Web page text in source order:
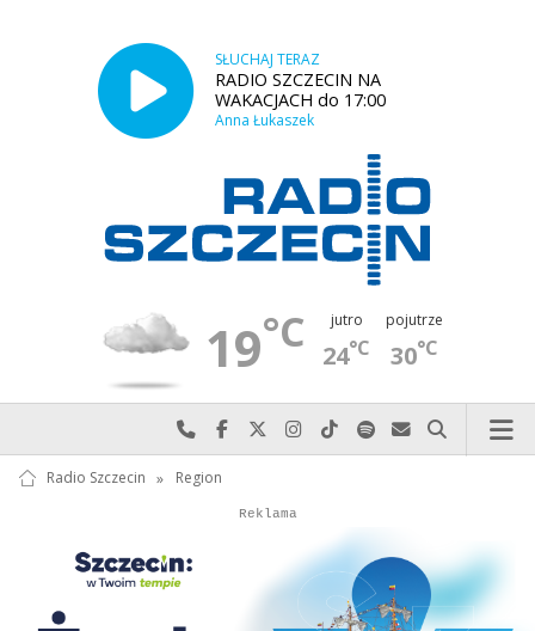
SŁUCHAJ TERAZ
RADIO SZCZECIN NA
WAKACJACH do 17:00
Anna Łukaszek
19°C jutro
24°C
pojutrze
30°C
Najlepiej po prostu do nas zadzwoń
Odwiedź nas na Facebook-u
Odwiedź nas na X
Odwiedź nas na Instagram-ie
Odwiedź nas na TikTok-u
Szukaj nas na Spotify
Wyślij do nas
Szukaj
Radio Szczecin » Region
Autopromocja
Reklama
Autopromocja